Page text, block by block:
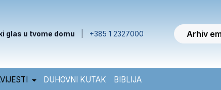
glas u tvome domu +385 1 2327000 Arhiv
DUHOVNI KUTAK
BIBLIJA